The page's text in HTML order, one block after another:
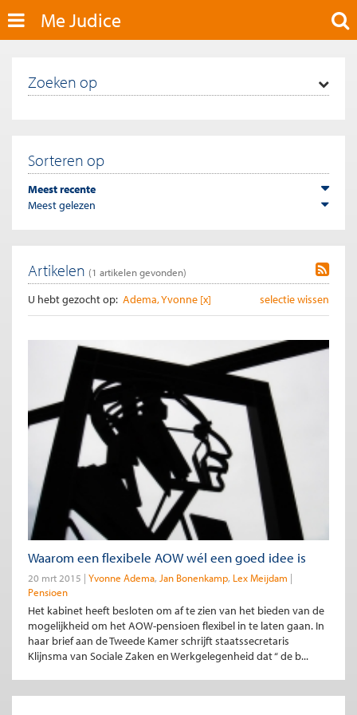
Me Judice
Zoeken op
Sorteren op
Meest recente
Meest gelezen
Artikelen (1 artikelen gevonden)
U hebt gezocht op: selectie wissen
Adema, Yvonne [x]
Waarom een flexibele AOW wél een goed idee is
20 mrt 2015 Yvonne Adema Jan Bonenkamp Lex Meijdam
Pensioen
Het kabinet heeft besloten om af te zien van het bieden van de
mogelijkheid om het AOW-pensioen flexibel in te laten gaan. In
haar brief aan de Tweede Kamer schrijft staatssecretaris
Klijnsma van Sociale Zaken en Werkgelegenheid dat “ de b...